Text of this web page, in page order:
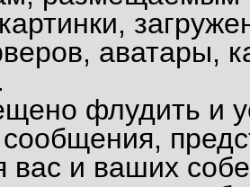
аватары,
флудить и
сообщения,
вас и ваших